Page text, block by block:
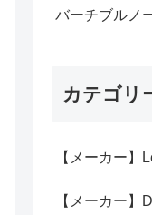
バーチブルノ
カテゴリ
【メーカー】
【メーカー】